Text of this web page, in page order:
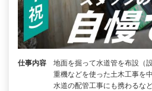
仕事内容
地面を掘って水道管を布設（
重機などを使った土木工事を
水道の配管工事にも携わるな